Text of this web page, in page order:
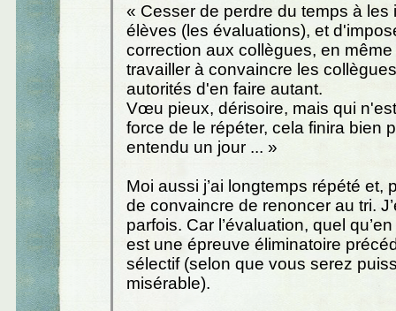
« Cesser de perdre du temps à les
élèves (les évaluations), et
correction aux collègues, en
travailler à convaincre les
autorités d'en faire autant.
Vœu pieux, dérisoire, mais qui
force de le répéter, cela finira bien
entendu un jour ... »
Moi aussi j’ai longtemps répété et,
de convaincre de renoncer au tri.
parfois. Car l’évaluation, quel
est une épreuve éliminatoire
sélectif (selon que vous serez
misérable).